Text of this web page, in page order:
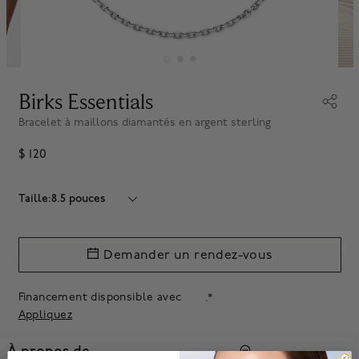
Birks Essentials
Bracelet à maillons diamantés en argent sterling
$ 120
Taille:8.5 pouces
Financement disponsible avec
.*
Appliquez
Demander un rendez-vous
À propos de